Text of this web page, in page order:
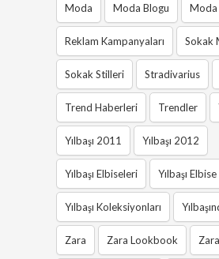
Moda Moda Blogu
Reklam Kampanyaları Sokak
Sokak Stilleri Stradivarius
Trend Haberleri Trendler
Yılbaşı 2011 Yılbaşı 2012
Yılbaşı Elbiseleri Yılbaşı
Yılbaşı Koleksiyonları
Zara Zara Lookbook